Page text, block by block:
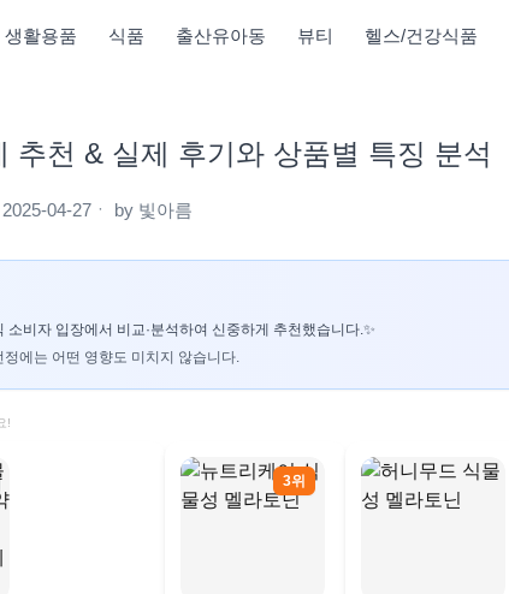
생활용품 식품 출산유아동 뷰티 헬스/건강식품
추천 & 실제 후기와 상품별 특징 분석
2025-04-27 ㆍ by 빛아름
소비자 입장에서 비교·분석하여 신중하게 추천했습니다.✨
에는 어떤 영향도 미치지 않습니다.
!
3위